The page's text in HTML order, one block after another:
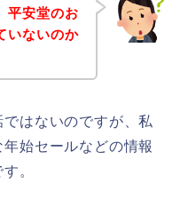
平安堂のお
いないのか
はないのですが、私
始セールなどの情報
。